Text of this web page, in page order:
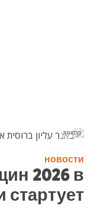
פרסומת
новости
2026 в
стартует